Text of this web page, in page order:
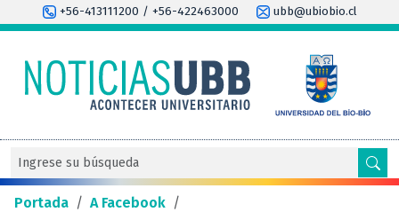
+56-413111200 / +56-422463000 ubb@ubiobio.cl
Portada / A Facebook /